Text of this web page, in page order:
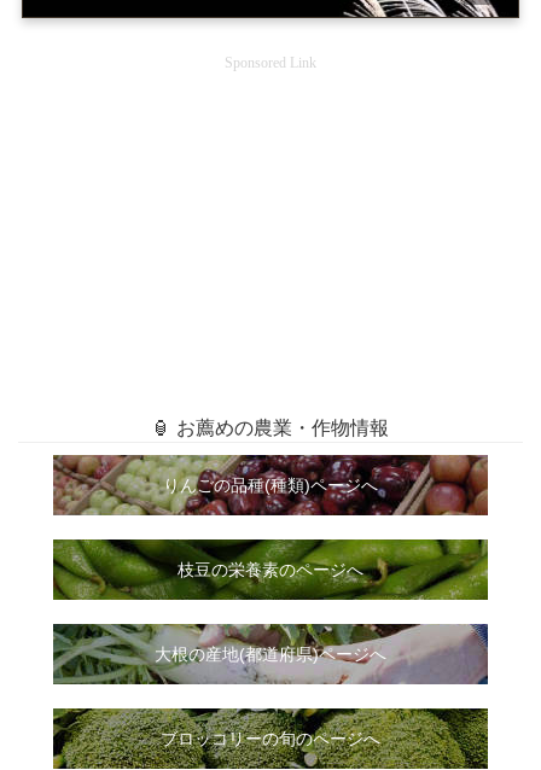
Sponsored Link
🏮 お薦めの農業・作物情報
りんごの品種(種類)ページへ
枝豆の栄養素のページへ
大根の産地(都道府県)ページへ
ブロッコリーの旬のページへ